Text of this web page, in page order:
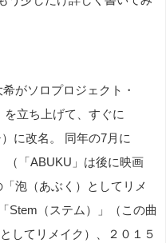
がソロプロジェクト・
立ち上げて、すぐに
に改名。 同年の7月に
（「ABUKU」は後に映画
泡（あぶく）としてリメ
Stem（ステム）」（この曲
してリメイク）、２０１５